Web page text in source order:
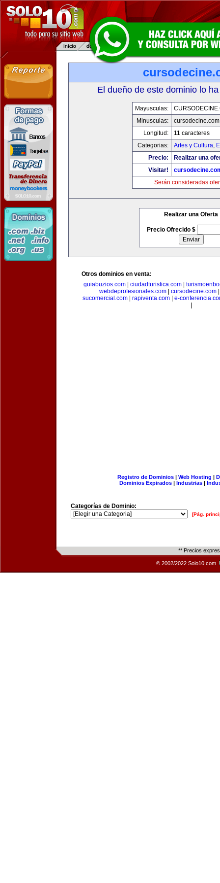
El dueño de este dominio lo
Mayusculas:
Minusculas:
cursodecine.com
Longitud:
11 caracteres
Categorias:
Artes y Cultura,
Precio:
Realizar una
Visitar!
Serán consideradas
Realizar una Oferta
Precio Ofrecido $
Otros dominios en venta:
guiabuzios.com| ciudadturistica.com|
webdeprofesionales.com| cursodecine.com
sucomercial.com
rapiventa.com
e-
Registro de Dominios| Web Hosting |
Dominios Expirados | Industrias |
Categorías de Dominio:
[Pág.
** Precios
© 2002/2022 Solo10.com